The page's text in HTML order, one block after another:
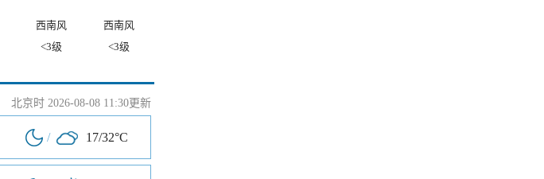
西南风
西南风
<3级 <3级
北京时 2026-08-08 11:30更新
/ 17/32°C